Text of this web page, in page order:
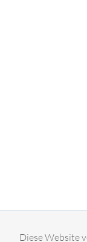
Diese Website